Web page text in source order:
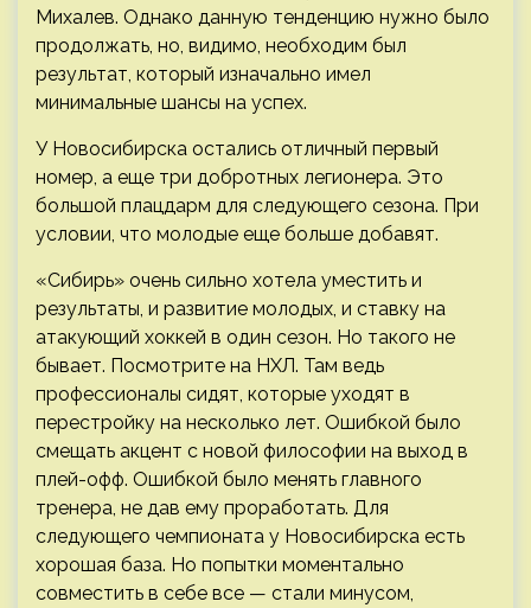
Михалев. Однако данную тенденцию нужно было
продолжать, но, видимо, необходим был
результат, который изначально имел
минимальные шансы на успех.
У Новосибирска остались отличный первый
номер, а еще три добротных легионера. Это
большой плацдарм для следующего сезона. При
условии, что молодые еще больше добавят.
«Сибирь» очень сильно хотела уместить и
результаты, и развитие молодых, и ставку на
атакующий хоккей в один сезон. Но такого не
бывает. Посмотрите на НХЛ. Там ведь
профессионалы сидят, которые уходят в
перестройку на несколько лет. Ошибкой было
смещать акцент с новой философии на выход в
плей-офф. Ошибкой было менять главного
тренера, не дав ему проработать. Для
следующего чемпионата у Новосибирска есть
хорошая база. Но попытки моментально
совместить в себе все — стали минусом,